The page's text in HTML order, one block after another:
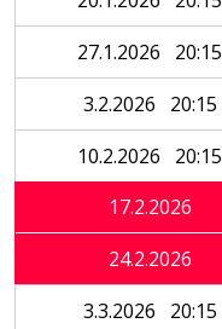
27.1.2026 20:15
3.2.2026 20:15
10.2.2026 20:15
17.2.2026
24.2.2026
3.3.2026 20:15